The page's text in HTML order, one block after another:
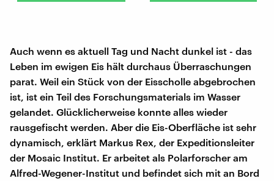
Auch wenn es aktuell Tag und Nacht dunkel ist - das
Leben im ewigen Eis hält durchaus Überraschungen
parat. Weil ein Stück von der Eisscholle abgebrochen
ist, ist ein Teil des Forschungsmaterials im Wasser
gelandet. Glücklicherweise konnte alles wieder
rausgefischt werden. Aber die Eis-Oberfläche ist sehr
dynamisch, erklärt Markus Rex, der Expeditionsleiter
der Mosaic Institut. Er arbeitet als Polarforscher am
Alfred-Wegener-Institut und befindet sich mit an Bord